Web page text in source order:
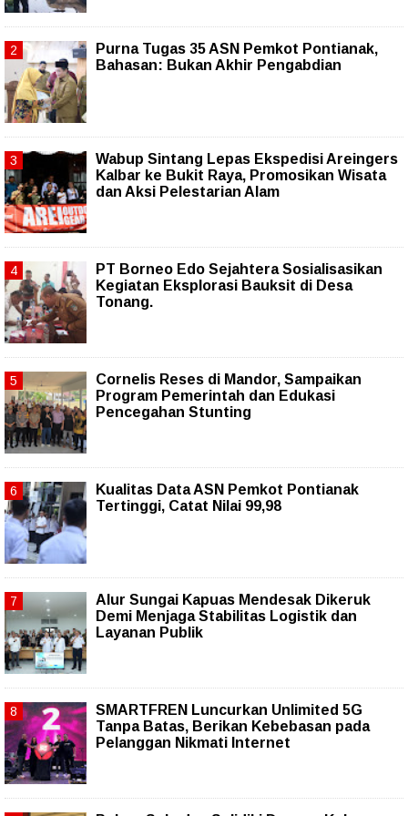
Purna Tugas 35 ASN Pemkot Pontianak,
Bahasan: Bukan Akhir Pengabdian
Wabup Sintang Lepas Ekspedisi Areingers
Kalbar ke Bukit Raya, Promosikan Wisata
dan Aksi Pelestarian Alam
PT Borneo Edo Sejahtera Sosialisasikan
Kegiatan Eksplorasi Bauksit di Desa
Tonang.
Cornelis Reses di Mandor, Sampaikan
Program Pemerintah dan Edukasi
Pencegahan Stunting
Kualitas Data ASN Pemkot Pontianak
Tertinggi, Catat Nilai 99,98
Alur Sungai Kapuas Mendesak Dikeruk
Demi Menjaga Stabilitas Logistik dan
Layanan Publik
SMARTFREN Luncurkan Unlimited 5G
Tanpa Batas, Berikan Kebebasan pada
Pelanggan Nikmati Internet